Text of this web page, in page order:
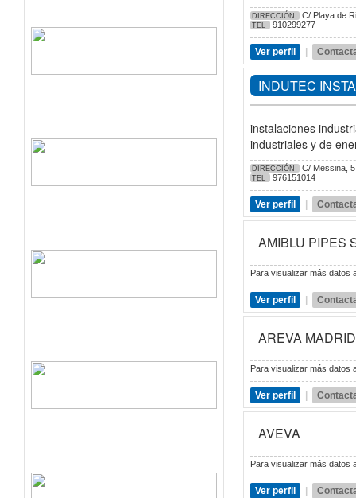
DIRECCIÓN C/ Playa de
TEL 910299277
Ver perfil
INDUTEC
instalaciones
industriales y de
DIRECCIÓN C/ Messina,
TEL 976151014
Ver perfil
AMIBLU PIPES
Para visualizar más datos
Ver perfil
AREVA MADRID
Para visualizar más datos
Ver perfil
AVEVA
Para visualizar más datos
Ver perfil